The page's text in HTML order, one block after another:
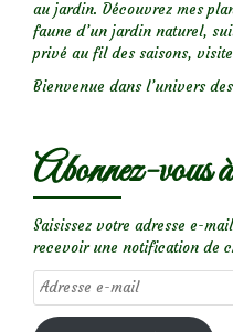
au jardin. Découvrez mes
faune d’un jardin naturel,
privé au fil des saisons,
Bienvenue dans l’univers
Abonnez-vous
Saisissez votre adresse e-
recevoir une notification de
Adresse
e-
mail